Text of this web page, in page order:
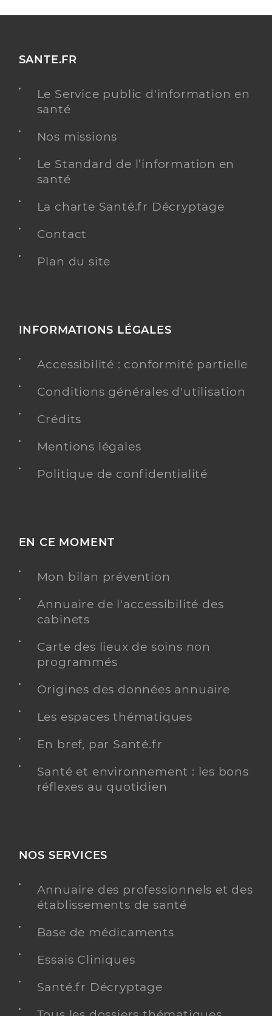
SANTE.FR
Le Service public d'information en
santé
Nos missions
Le Standard de l’information en
santé
La charte Santé.fr Décryptage
Contact
Plan du site
INFORMATIONS LÉGALES
Accessibilité : conformité partielle
Conditions générales d'utilisation
Crédits
Mentions légales
Politique de confidentialité
EN CE MOMENT
Mon bilan prévention
Annuaire de l'accessibilité des
cabinets
Carte des lieux de soins non
programmés
Origines des données annuaire
Les espaces thématiques
En bref, par Santé.fr
Santé et environnement : les bons
réflexes au quotidien
NOS SERVICES
Annuaire des professionnels et des
établissements de santé
Base de médicaments
Essais Cliniques
Santé.fr Décryptage